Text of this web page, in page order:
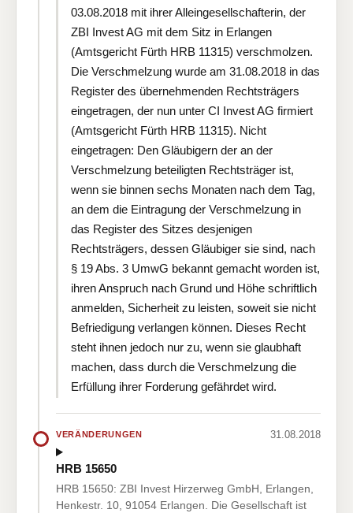
03.08.2018 mit ihrer Alleingesellschafterin, der
ZBI Invest AG mit dem Sitz in Erlangen
(Amtsgericht Fürth HRB 11315) verschmolzen.
Die Verschmelzung wurde am 31.08.2018 in das
Register des übernehmenden Rechtsträgers
eingetragen, der nun unter CI Invest AG firmiert
(Amtsgericht Fürth HRB 11315). Nicht
eingetragen: Den Gläubigern der an der
Verschmelzung beteiligten Rechtsträger ist,
wenn sie binnen sechs Monaten nach dem Tag,
an dem die Eintragung der Verschmelzung in
das Register des Sitzes desjenigen
Rechtsträgers, dessen Gläubiger sie sind, nach
§ 19 Abs. 3 UmwG bekannt gemacht worden ist,
ihren Anspruch nach Grund und Höhe schriftlich
anmelden, Sicherheit zu leisten, soweit sie nicht
Befriedigung verlangen können. Dieses Recht
steht ihnen jedoch nur zu, wenn sie glaubhaft
machen, dass durch die Verschmelzung die
Erfüllung ihrer Forderung gefährdet wird.
VERÄNDERUNGEN 31.08.2018
HRB 15650
HRB 15650: ZBI Invest Hirzerweg GmbH, Erlangen,
Henkestr. 10, 91054 Erlangen. Die Gesellschaft ist